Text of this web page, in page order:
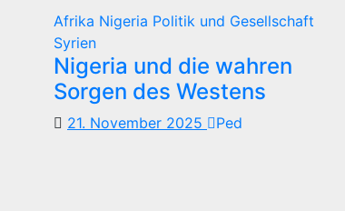
Afrika Nigeria Politik und Gesellschaft
Syrien
Nigeria und die wahren
Sorgen des Westens
21. November 2025 Ped